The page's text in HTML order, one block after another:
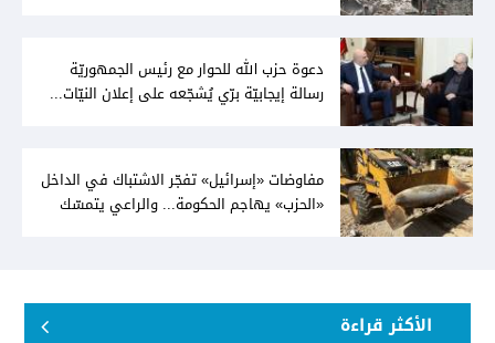
دعوة حزب الله للحوار مع رئيس الجمهوريّة
رسالة إيجابيّة برّي يُشجّعه على إعلان النيّات...
مفاوضات «إسرائيل» تفجّر الاشتباك في الداخل
«الحزب» يهاجم الحكومة... والراعي يتمسّك
الأكثر قراءة